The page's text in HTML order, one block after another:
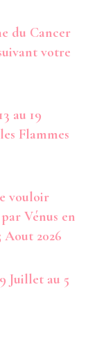
du Cancer
votre
au 19
Flammes
vouloir
Vénus en
2026
Juillet au 5